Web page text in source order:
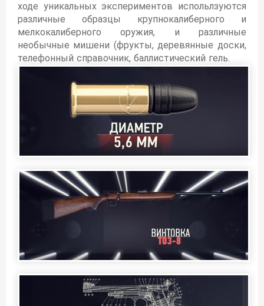
ходе уникальных экспериментов испольлзуются
различные образцы крупнокалиберного и
мелкокалиберного оружия, и различные
необычные мишени (фрукты, деревянные доски,
телефонный справочник, баллистический гель.